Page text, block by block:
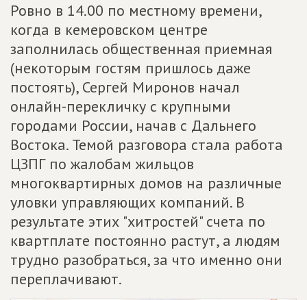
Ровно в 14.00 по местному времени,
когда в кемеровском центре
заполнилась общественная приемная
(некоторым гостям пришлось даже
постоять), Сергей Миронов начал
онлайн-перекличку с крупными
городами России, начав с Дальнего
Востока. Темой разговора стала работа
ЦЗПГ по жалобам жильцов
многоквартирных домов на различные
уловки управляющих компаний. В
результате этих "хитростей" счета по
квартплате постоянно растут, а людям
трудно разобраться, за что именно они
переплачивают.